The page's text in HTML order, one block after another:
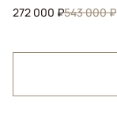
272 000 ₽543 000 ₽